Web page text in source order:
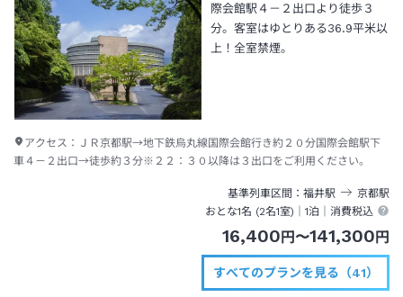
際会館駅４－２出口より徒歩３
分。客室はゆとりある36.9平米以
上！全室禁煙。
アクセス： ＪＲ京都駅→地下鉄烏丸線国際会館行き約２０分国際会館駅下
車４－２出口→徒歩約３分※２２：３０以降は３出口をご利用ください。
基準列車区間 福井駅 京都駅
おとな1名 (2名1室)｜1泊 ｜消費税込
16,400 円 〜141,300 円
すべてのプランを見る（41）